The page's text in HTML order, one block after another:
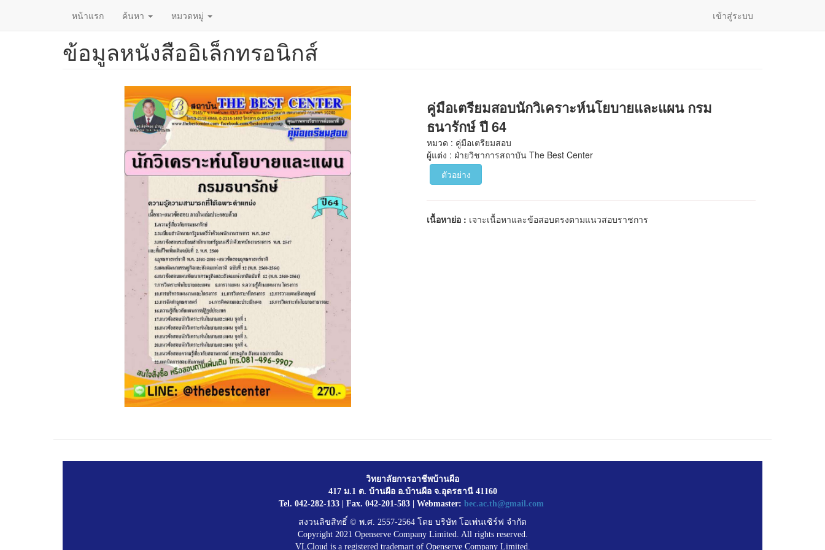
หน้าแรก ค้นหา หมวดหมู่ เข้าสู่ระบบ
ข้อมูลหนังสืออิเล็กทรอนิกส์
คู่มือเตรียมสอบนักวิเคราะห์นโยบายและแผน กรม
ธนารักษ์ ปี 64
หมวด : คู่มือเตรียมสอบ
ผู้แต่ง : ฝ่ายวิชาการสถาบัน The Best Center
ตัวอย่าง
เนื้อหาย่อ : เจาะเนื้อหาและข้อสอบตรงตามแนวสอบราชการ
วิทยาลัยการอาชีพบ้านผือ
417 ม.1 ต. บ้านผือ อ.บ้านผือ จ.อุดรธานี 41160
Tel. 042-282-133 | Fax. 042-201-583 | Webmaster: bec.ac.th@gmail.com
สงวนลิขสิทธิ์ © พ.ศ. 2557-2564 โดย บริษัท โอเพ่นเซิร์ฟ จำกัด
Copyright 2021 Openserve Company Limited. All rights reserved.
VLCloud is a registered trademart of Openserve Company Limited.